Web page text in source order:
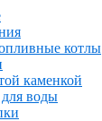
котлы
каменкой
воды